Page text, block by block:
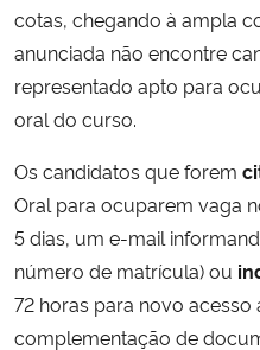
cotas, chegando à ampla
anunciada não encontre
representado apto para
oral do curso.
Os candidatos que forem
Oral para ocuparem vaga
5 dias, um e-mail
número de matrícula) ou
72 horas para novo
complementação de